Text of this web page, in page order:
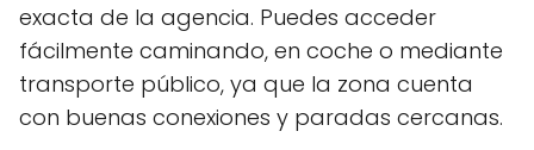
exacta de la agencia. Puedes acceder
fácilmente caminando, en coche o mediante
transporte público, ya que la zona cuenta
con buenas conexiones y paradas cercanas.